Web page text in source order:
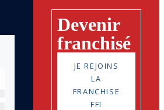
Devenir
franchisé
JE REJOINS
LA
FRANCHISE
FFI